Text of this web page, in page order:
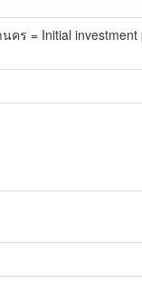
= Initial investment